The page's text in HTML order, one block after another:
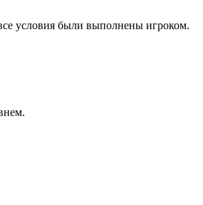
условия были выполнены игроком.